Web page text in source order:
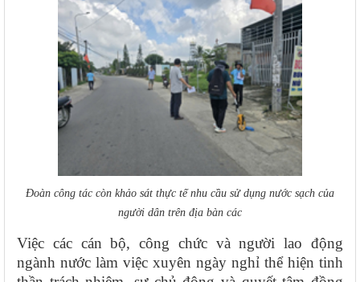
Đoàn công tác còn khảo sát thực tế nhu cầu sử dụng nước sạch của
người dân trên địa bàn các
Việc các cán bộ, công chức và người lao động
ngành nước làm việc xuyên ngày nghỉ thể hiện tinh